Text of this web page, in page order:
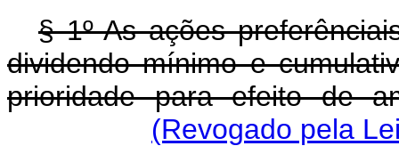
§ 1º As ações
dividendo mínimo e
prioridade para efeito de
(Revogado pela